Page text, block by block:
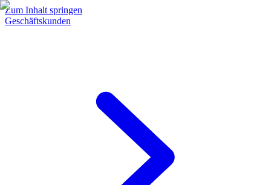
Zum Inhalt springen
Geschäftskunden